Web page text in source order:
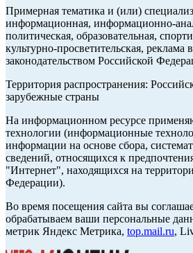
Примерная тематика и (или)
информационная, информационно-
политическая, образовательная,
культурно-просветительская, реклама
законодательством Российской
Территория распространения:
зарубежные страны
На информационном ресурсе
технологии (информационные
информации на основе сбора,
сведений, относящихся к
"Интернет", находящихся на
Федерации).
Во время посещения сайта вы
обрабатываем ваши персональные
метрик Яндекс Метрика, top.mail.ru,